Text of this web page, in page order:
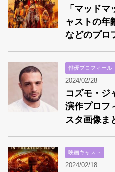
「マッド
ャストの年
などのプロ
俳優プロフィール
2024/02/28
コズモ・ジ
演作プロフ
スタ画像ま
映画キャスト
2024/02/18